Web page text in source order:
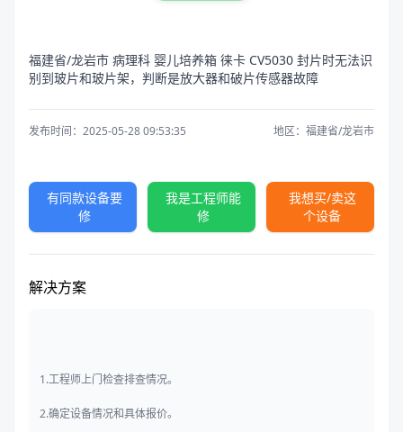
福建省/龙岩市 病理科 婴儿培养箱 徕卡 CV5030 封片时无法识
别到玻片和玻片架，判断是放大器和破片传感器故障
发布时间：2025-05-28 09:53:35 地区：福建省/龙岩市
有同款设备要
修
我是工程师能
修
我想买/卖这
个设备
解决方案
1.工程师上门检查排查情况。
2.确定设备情况和具体报价。